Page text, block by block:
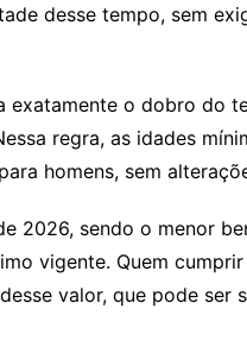
desse tempo, sem
exatamente o dobro do
regra, as idades
homens, sem
2026, sendo o menor
vigente. Quem
valor, que pode ser